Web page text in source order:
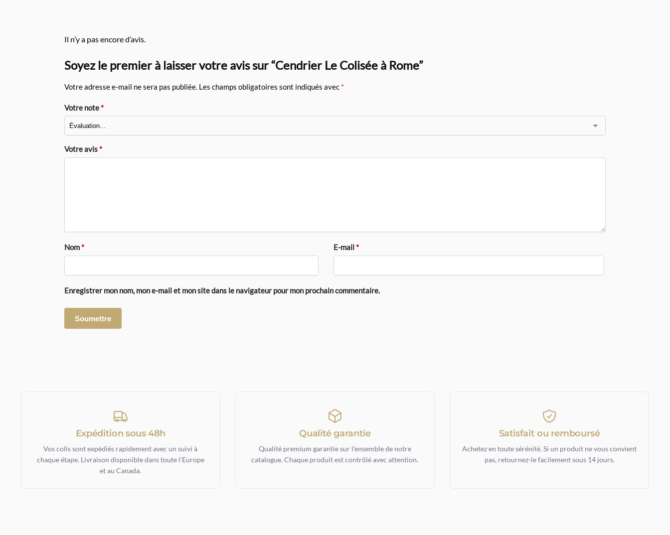
Il n’y a pas encore d’avis.
Soyez le premier à laisser votre avis sur “Cendrier Le Colisée à Rome”
Votre adresse e-mail ne sera pas publiée. Les champs obligatoires sont indiqués avec *
Votre note*
Votre avis*
Nom* E-mail*
Enregistrer mon nom, mon e-mail et mon site dans le navigateur pour mon prochain commentaire.
Expédition sous 48h
Vos colis sont expédiés rapidement avec un suivi à
chaque étape. Livraison disponible dans toute l'Europe
et au Canada.
Qualité garantie
Qualité premium garantie sur l'ensemble de notre
catalogue. Chaque produit est contrôlé avec attention.
Satisfait ou remboursé
Achetez en toute sérénité. Si un produit ne vous convient
pas, retournez-le facilement sous 14 jours.